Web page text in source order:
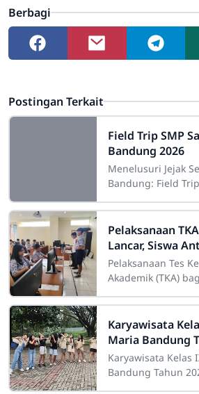
Berbagi
Postingan Terkait
Field Trip SMP
Bandung 2026
Menelusuri Jejak
Bandung: Field
Suasana
tampak
Pelaksanaan
Lancar, Siswa
Pelaksanaan Tes
Akademik (TKA)
pada Rabu hingga
2026. Kegiatan ini
Karyawisata
Maria Bandung
Karyawisata Kelas
Bandung Tahun